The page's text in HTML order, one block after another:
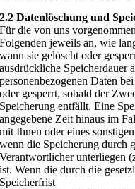
2.2 Datenlöschung und
Für die von uns
Folgenden jeweils an, wie
wann sie gelöscht oder
ausdrückliche Speicherdauer
personenbezogenen Daten
oder gesperrt, sobald der
Speicherung entfällt. Eine
angegebene Zeit hinaus im
mit Ihnen oder eines
wenn die Speicherung durch
Verantwortlicher unterliegen
ist. Wenn die durch die
Speicherfrist